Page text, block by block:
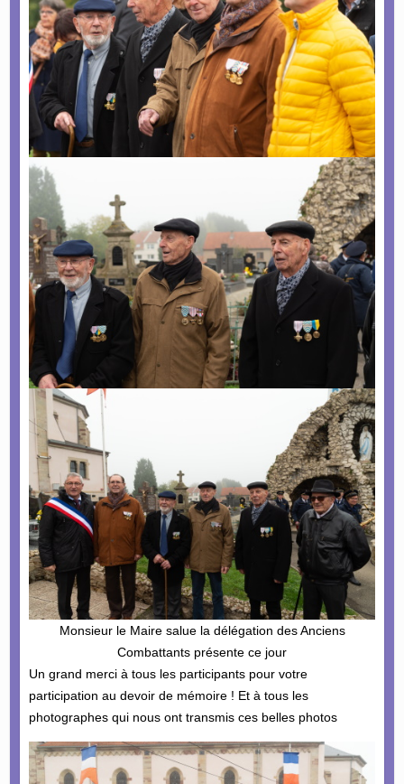
Monsieur le Maire salue la délégation des Anciens
Combattants présente ce jour
Un grand merci à tous les participants pour votre
participation au devoir de mémoire ! Et à tous les
photographes qui nous ont transmis ces belles photos